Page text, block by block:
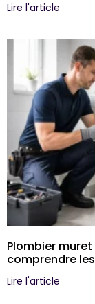
Lire l'article
Plombier
comprendre
Lire l'article